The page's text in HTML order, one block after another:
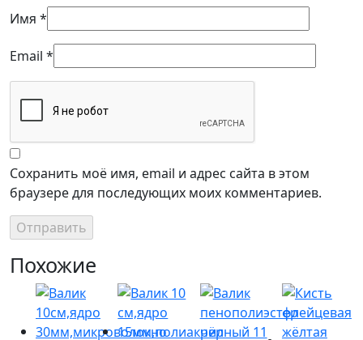
Имя *
Email *
Сохранить моё имя, email и адрес сайта в этом
браузере для последующих моих комментариев.
Похожие